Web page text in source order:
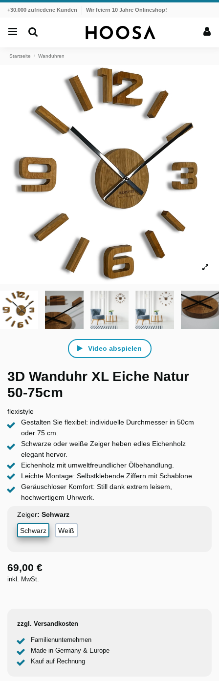
+30.000 zufriedene Kunden Wir feiern 10 Jahre Onlineshop!
Startseite Wanduhren
Video abspielen
3D Wanduhr XL Eiche Natur
50-75cm
flexistyle
Gestalten Sie flexibel: individuelle Durchmesser in 50cm
oder 75 cm.
Schwarze oder weiße Zeiger heben edles Eichenholz
elegant hervor.
Eichenholz mit umweltfreundlicher Ölbehandlung.
Leichte Montage: Selbstklebende Ziffern mit Schablone.
Geräuschloser Komfort: Still dank extrem leisem,
hochwertigem Uhrwerk.​
Zeiger
Schwarz Weiß
69,00 €
inkl. MwSt.
zzgl. Versandkosten
Familienunternehmen
Made in Germany & Europe
Kauf auf Rechnung